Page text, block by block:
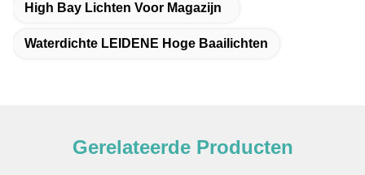
High Bay Lichten Voor Magazijn
Waterdichte LEIDENE Hoge Baailichten
Gerelateerde Producten